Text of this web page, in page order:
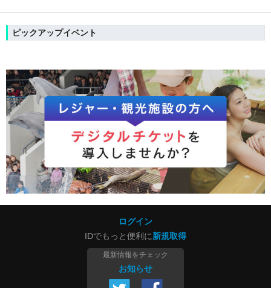
ピックアップイベント
ログイン
IDでもっと便利に新規取得
最新情報をチェック
お知らせ